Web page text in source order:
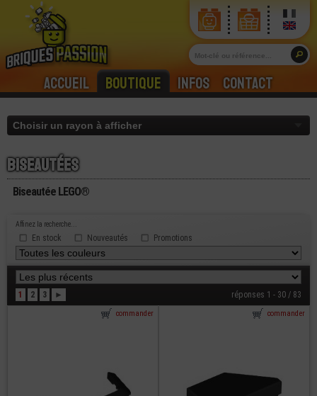
Accueil Boutique Infos Contact
Biseautées
Biseautée LEGO®
Affinez la recherche...
En stock Nouveautés Promotions
1 2 3 ► réponses 1 - 30 / 83
commander commander